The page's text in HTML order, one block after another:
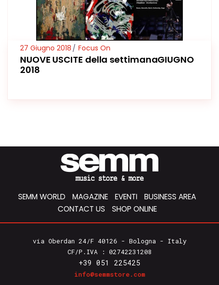
27 Giugno 2018 Focus On
NUOVE USCITE della settimanaGIUGNO
2018
SEMM WORLD MAGAZINE EVENTI
BUSINESS AREA
CONTACT US
SHOP ONLINE
via Oberdan 24/F 40126 - Bologna - Italy
CF/P.IVA : 02742231208
+39 051 225425
info@semmstore.com